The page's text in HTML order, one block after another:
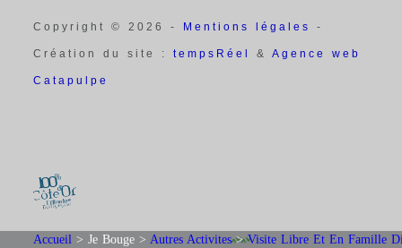
Accueil >Je Bouge >Autres Activites>Visite Libre Et En Famille
Copyright © 2026 - Mentions légales -
Création du site :tempsRéel&Agence web
Catapulpe